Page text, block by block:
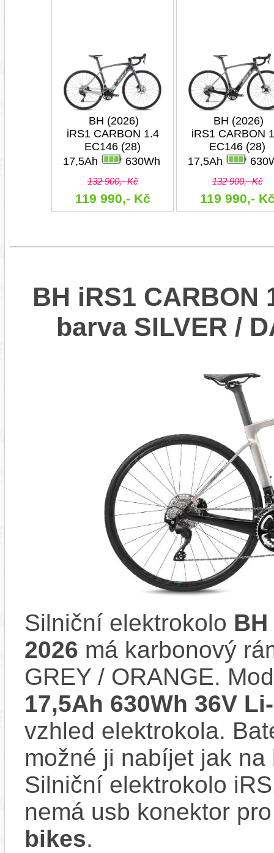
BH (2026)
iRS1 CARBON 1.4
EC146 (28)
17,5Ah
630Wh
132 900,- Kč
119 990,- Kč
BH (2026)
iRS1 CARBON
EC146 (28)
17,5Ah
132 900,- Kč
119 990,-
BH iRS1 CARBON
barva SILVER /
Silniční elektrokolo BH
2026 má karbonový
GREY / ORANGE.
17,5Ah 630Wh 36V
vzhled elektrokola.
možné ji nabíjet jak
Silniční elektrokolo
nemá usb konektor
bikes.